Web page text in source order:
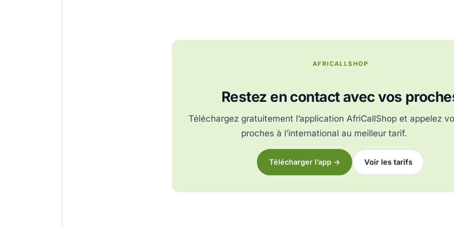
AFRICALLSHOP
Restez en contact avec vos
Téléchargez gratuitement l’application AfriCallShop et appelez
proches à l’international au meilleur tarif.
Télécharger l’app → Voir les tarifs